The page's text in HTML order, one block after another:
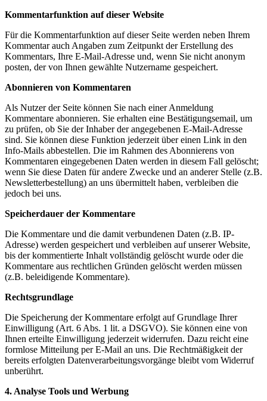
Kommentarfunktion auf dieser Website
Für die Kommentarfunktion auf dieser Seite werden neben Ihrem
Kommentar auch Angaben zum Zeitpunkt der Erstellung des
Kommentars, Ihre E-Mail-Adresse und, wenn Sie nicht anonym
posten, der von Ihnen gewählte Nutzername gespeichert.
Abonnieren von Kommentaren
Als Nutzer der Seite können Sie nach einer Anmeldung
Kommentare abonnieren. Sie erhalten eine Bestätigungsemail, um
zu prüfen, ob Sie der Inhaber der angegebenen E-Mail-Adresse
sind. Sie können diese Funktion jederzeit über einen Link in den
Info-Mails abbestellen. Die im Rahmen des Abonnierens von
Kommentaren eingegebenen Daten werden in diesem Fall gelöscht;
wenn Sie diese Daten für andere Zwecke und an anderer Stelle (z.B.
Newsletterbestellung) an uns übermittelt haben, verbleiben die
jedoch bei uns.
Speicherdauer der Kommentare
Die Kommentare und die damit verbundenen Daten (z.B. IP-
Adresse) werden gespeichert und verbleiben auf unserer Website,
bis der kommentierte Inhalt vollständig gelöscht wurde oder die
Kommentare aus rechtlichen Gründen gelöscht werden müssen
(z.B. beleidigende Kommentare).
Rechtsgrundlage
Die Speicherung der Kommentare erfolgt auf Grundlage Ihrer
Einwilligung (Art. 6 Abs. 1 lit. a DSGVO). Sie können eine von
Ihnen erteilte Einwilligung jederzeit widerrufen. Dazu reicht eine
formlose Mitteilung per E-Mail an uns. Die Rechtmäßigkeit der
bereits erfolgten Datenverarbeitungsvorgänge bleibt vom Widerruf
unberührt.
4. Analyse Tools und Werbung